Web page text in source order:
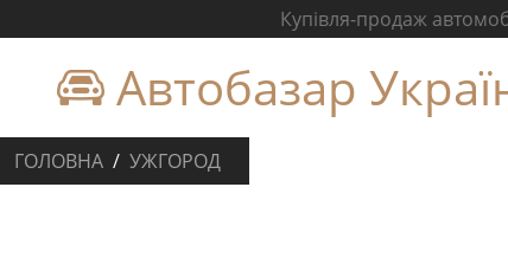
Купівля-продаж
Автобазар
ГОЛОВНА УЖГОРОД